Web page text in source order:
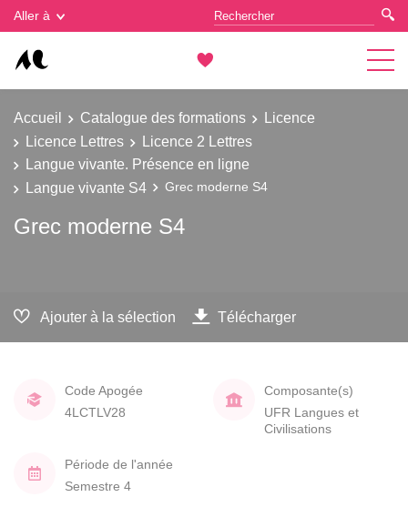
Aller à
Accueil Catalogue des formations
Licence
Licence Lettres
Licence 2 Lettres
Langue vivante. Présence en ligne
Langue vivante S4
Grec moderne S4
Grec moderne S4
Ajouter à la sélection Télécharger
Code Apogée
4LCTLV28
Composante(s)
UFR Langues et
Civilisations
Période de l'année
Semestre 4
Gestion des cookies